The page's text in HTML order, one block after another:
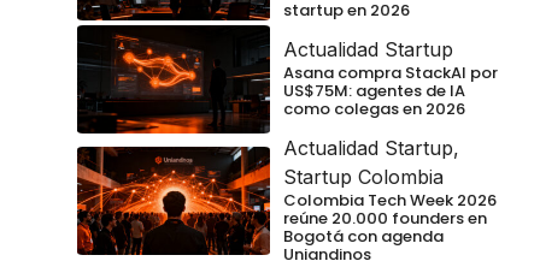
startup en 2026
Actualidad Startup
Asana compra StackAI por
US$75M: agentes de IA
como colegas en 2026
Actualidad Startup,
Startup Colombia
Colombia Tech Week 2026
reúne 20.000 founders en
Bogotá con agenda
Uniandinos